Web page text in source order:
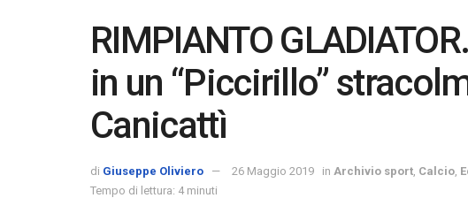
RIMPIANTO
in un “Piccirillo”
Canicattì
di Giuseppe Oliviero 26 Maggio 2019 in Archivio sport Calcio
Tempo di lettura: 4 minuti